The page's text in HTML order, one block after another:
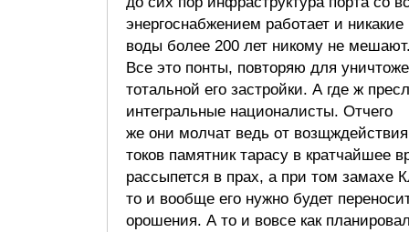
энергоснабжением работает и никакие
воды более 200 лет никому не
Все это понты, повторяю для
тотальной его застройки. А где ж
интегральные националисты. Отчего
же они молчат ведь от
токов памятник тарасу в кратчайшее
рассыпется в прах, а при том замахе
то и вообще его нужно будет
орошения. А то и вовсе как